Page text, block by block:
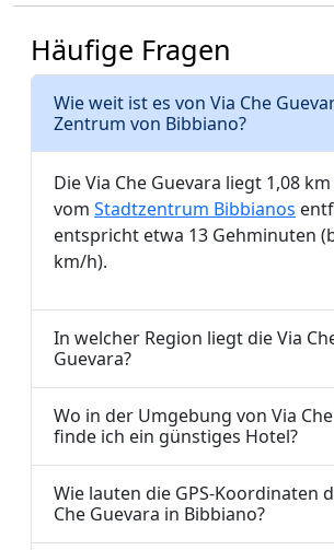
Häufige Fragen
Wie weit ist es von Via Che
Zentrum von Bibbiano?
Die Via Che Guevara liegt 1,08
vom Stadtzentrum Bibbianos
entspricht etwa 13 Gehminuten
km/h).
In welcher Region liegt die Via
Guevara?
Wo in der Umgebung von Via
finde ich ein günstiges Hotel?
Wie lauten die GPS-Koordinaten
Che Guevara in Bibbiano?